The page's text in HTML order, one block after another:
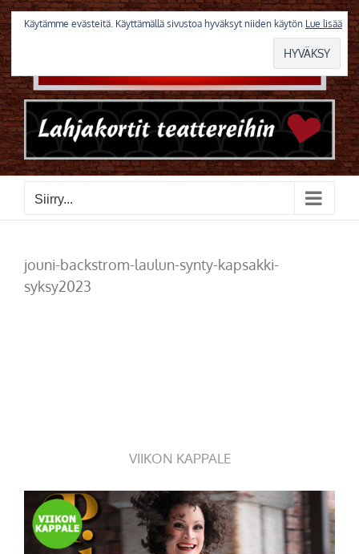
Skip
to
content
Siirry...
jouni-backstrom-laulun-synty-kapsakki-
syksy2023
VIIKON KAPPALE
Käytämme evästeitä. Käyttämällä sivustoa hyväksyt niiden käytön Lue lisää